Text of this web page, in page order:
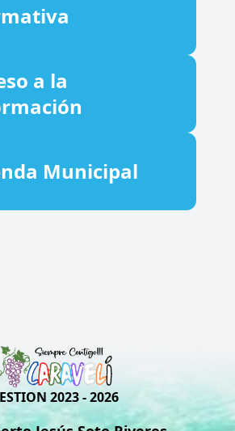
a la
Municipal
2023 - 2026